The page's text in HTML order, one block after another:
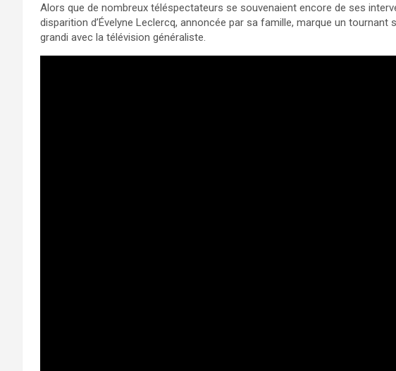
Alors que de nombreux téléspectateurs se souvenaient encore de ses
disparition d’Évelyne Leclercq, annoncée par sa famille, marque un
grandi avec la télévision généraliste.